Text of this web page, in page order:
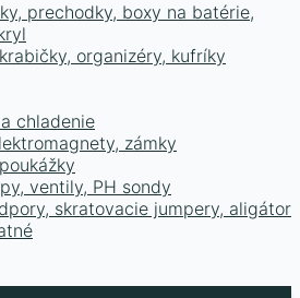
prechodky, boxy na batérie,
organizéry, kufríky
chladenie
zámky
ventily, PH sondy
skratovacie jumpery, aligátor